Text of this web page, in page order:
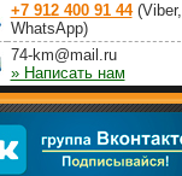
+7 912 400 91 44(Viber,
WhatsApp)
74-km@mail.ru
» Написать нам